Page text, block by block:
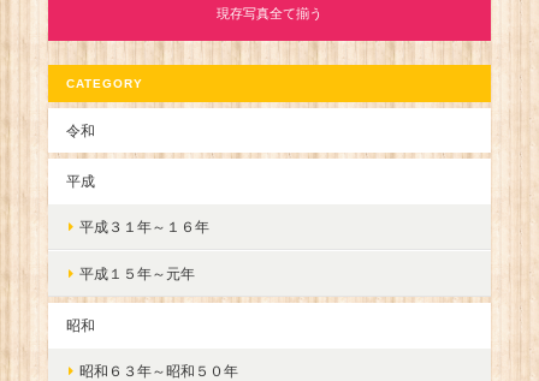
現存写真全て揃う
CATEGORY
令和
平成
平成３１年～１６年
平成１５年～元年
昭和
昭和６３年～昭和５０年